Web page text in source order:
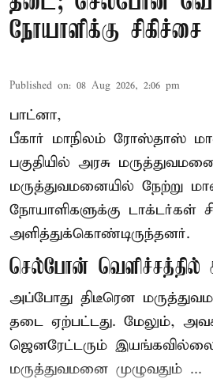
நோயாளிக்கு சிகிச்சை
Published on: 08 Aug 2026, 2:06 pm
பாட்னா,
பீகார் மாநிலம் ரோஸ்தாஸ்
பகுதியில் அரசு
மருத்துவமனையில் நேற்று
நோயாளிகளுக்கு டாக்டர்கள்
அளித்துக்கொண்டிருந்தனர்.
செல்போன் வெளிச்சத்தில்
அப்போது திடீரென
தடை ஏற்பட்டது. மேலும்,
ஜெனரேட்டரும்
மருத்துவமனை முழுவதும் ...